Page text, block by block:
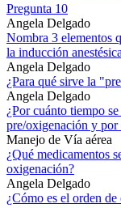
Pregunta 10
Angela Delgado
Nombra 3 elementos
la inducción
Angela Delgado
¿Para qué sirve la
Angela Delgado
¿Por cuánto tiempo
pre/oxigenación y por
Manejo de Vía aérea
¿Qué medicamentos
oxigenación?
Angela Delgado
¿Cómo es el orden de